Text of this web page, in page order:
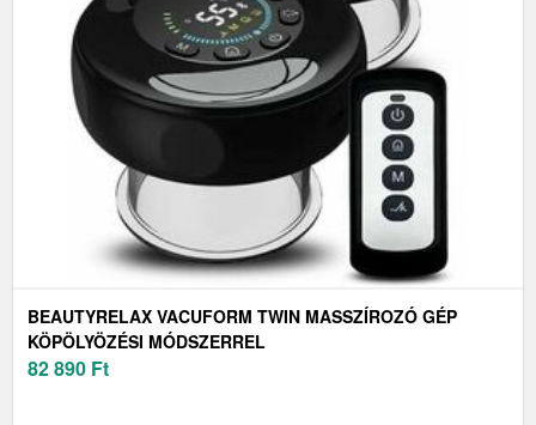
BEAUTYRELAX VACUFORM TWIN MASSZÍROZÓ GÉP
KÖPÖLYÖZÉSI MÓDSZERREL
82 890 Ft